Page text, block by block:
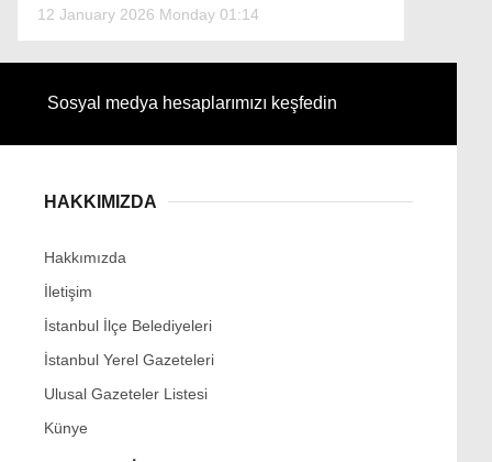
12 January 2026 Monday 01:14
Sosyal medya hesaplarımızı keşfedin
HAKKIMIZDA
Hakkımızda
İletişim
İstanbul İlçe Belediyeleri
İstanbul Yerel Gazeteleri
Ulusal Gazeteler Listesi
Künye